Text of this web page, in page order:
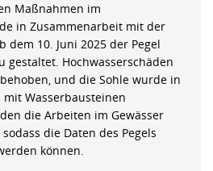
Maßnahmen im
in Zusammenarbeit mit der
dem 10. Juni 2025 der Pegel
gestaltet. Hochwasserschäden
und die Sohle wurde in
Wasserbausteinen
die Arbeiten im Gewässer
die Daten des Pegels
können.